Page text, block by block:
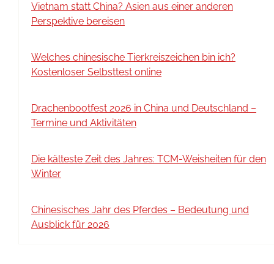
Vietnam statt China? Asien aus einer anderen
Perspektive bereisen
Welches chinesische Tierkreiszeichen bin ich?
Kostenloser Selbsttest online
Drachenbootfest 2026 in China und Deutschland –
Termine und Aktivitäten
Die kälteste Zeit des Jahres: TCM-Weisheiten für den
Winter
Chinesisches Jahr des Pferdes – Bedeutung und
Ausblick für 2026